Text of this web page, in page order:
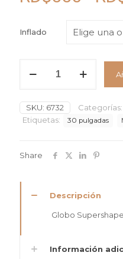
Inflado
Supershape
cantidad
SKU: 6732 Categorías:
Etiquetas:
30 pulgadas
Share
Descripción
Globo
Información